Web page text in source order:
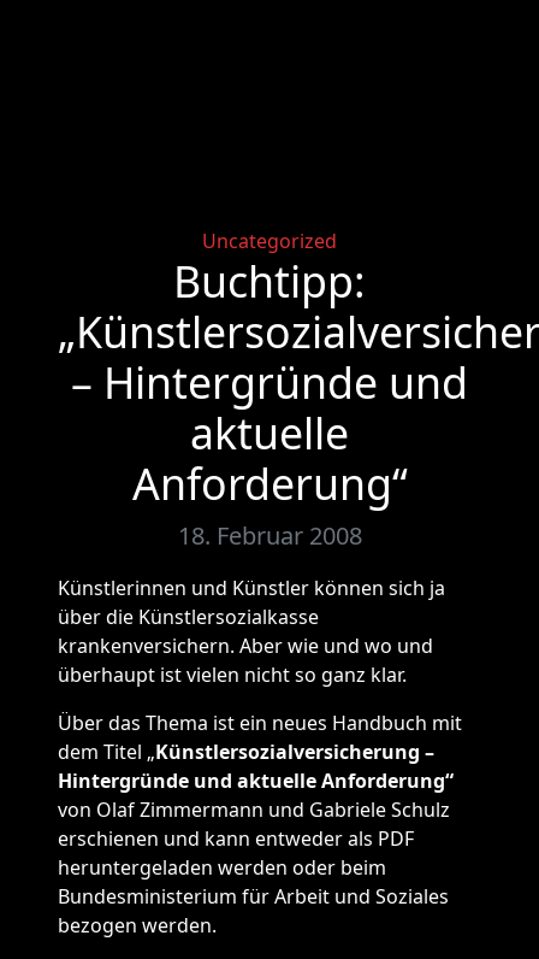
Categories
Uncategorized
Buchtipp:
– Hintergründe und
aktuelle
Anforderung“
18. Februar 2008
Künstlerinnen und Künstler können sich ja
über die Künstlersozialkasse
krankenversichern. Aber wie und wo und
überhaupt ist vielen nicht so ganz klar.
Über das Thema ist ein neues Handbuch mit
dem Titel „Künstlersozialversicherung –
Hintergründe und aktuelle Anforderung“
von Olaf Zimmermann und Gabriele Schulz
erschienen und kann entweder als PDF
heruntergeladen werden oder beim
Bundesministerium für Arbeit und Soziales
bezogen werden.